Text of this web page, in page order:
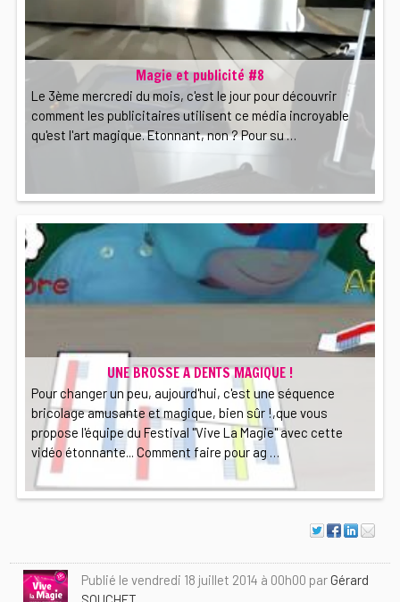
Magie et publicité #8
Le 3ème mercredi du mois, c'est le jour pour découvrir
comment les publicitaires utilisent ce média incroyable
qu'est l'art magique. Etonnant, non ? Pour su …
UNE BROSSE A DENTS MAGIQUE !
Pour changer un peu, aujourd'hui, c'est une séquence
bricolage amusante et magique, bien sûr !,que vous
propose l'équipe du Festival "Vive La Magie" avec cette
vidéo étonnante... Comment faire pour ag …
Publié le vendredi 18 juillet 2014 à 00h00 par Gérard